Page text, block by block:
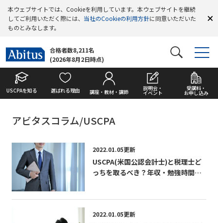
本ウェブサイトでは、Cookieを利用しています。本ウェブサイトを継続
してご利用いただく際には、 当社のCookieの利用方針に同意いただいた
ものとみなします。
合格者数8,211名
(2026年8月2日時点)
USCPAを知る 選ばれる理由 講座・教材・講師
説明会・
イベント
受講料・
お申し込み
アビタスコラム/USCPA
2022.01.05更新
USCPA(米国公認会計士)と税理士ど
っちを取るべき？年収・勉強時間・
2022.01.05更新